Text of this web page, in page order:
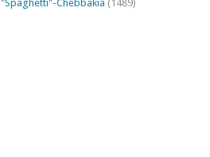
"Spaghetti"-Chebbakia (1489)